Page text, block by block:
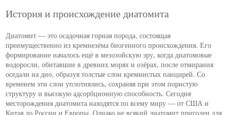
История и происхождение диатомита
Диатомит — это осадочная горная порода, состоящая
преимущественно из кремнезёма биогенного происхождения. Его
формирование началось ещё в мезозойскую эру, когда диатомовые
водоросли, обитавшие в древних морях и озёрах, после отмирания
оседали на дно, образуя толстые слои кремнистых панцирей. Со
временем эти слои уплотнялись, сохраняя при этом пористую
структуру и высокую адсорбционную способность. Сегодня
месторождения диатомита находятся по всему миру — от США и
Китая до России и Европы. Однако не всякий диатомит пригоден для